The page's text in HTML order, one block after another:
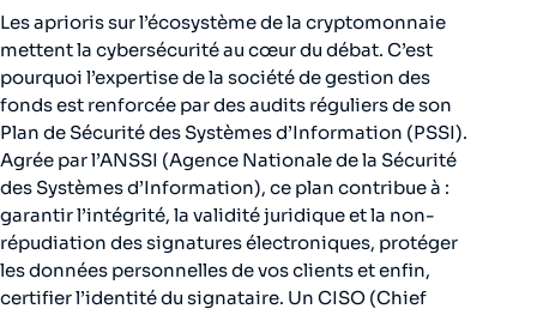
Les aprioris sur l’écosystème de la cryptomonnaie
mettent la cybersécurité au cœur du débat. C’est
pourquoi l’expertise de la société de gestion des
fonds est renforcée par des audits réguliers de son
Plan de Sécurité des Systèmes d’Information (PSSI).
Agrée par l’ANSSI (Agence Nationale de la Sécurité
des Systèmes d’Information), ce plan contribue à :
garantir l’intégrité, la validité juridique et la non-
répudiation des signatures électroniques, protéger
les données personnelles de vos clients et enfin,
certifier l’identité du signataire. Un CISO (Chief